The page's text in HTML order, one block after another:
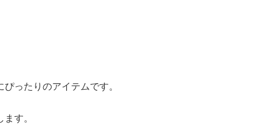
ったりのアイテムです。
す。